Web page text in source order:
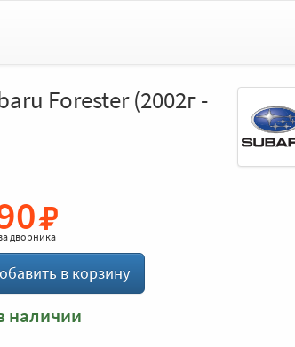
Forester (2002г -
дворника
в корзину
наличии